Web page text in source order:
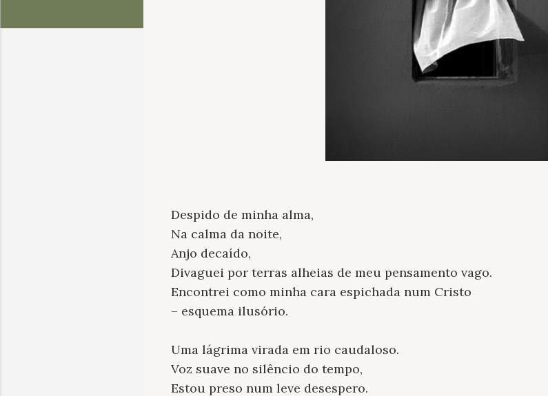
Despido de minha alma,
Na calma da noite,
Anjo decaído,
Divaguei por terras alheias de meu pensamento vago.
Encontrei como minha cara espichada num Cristo
– esquema ilusório.
Uma lágrima virada em rio caudaloso.
Voz suave no silêncio do tempo,
Estou preso num leve desespero.